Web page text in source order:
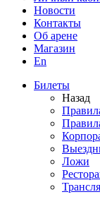
Новости
Контакты
Об арене
Магазин
En
Билеты
Назад
Ложи